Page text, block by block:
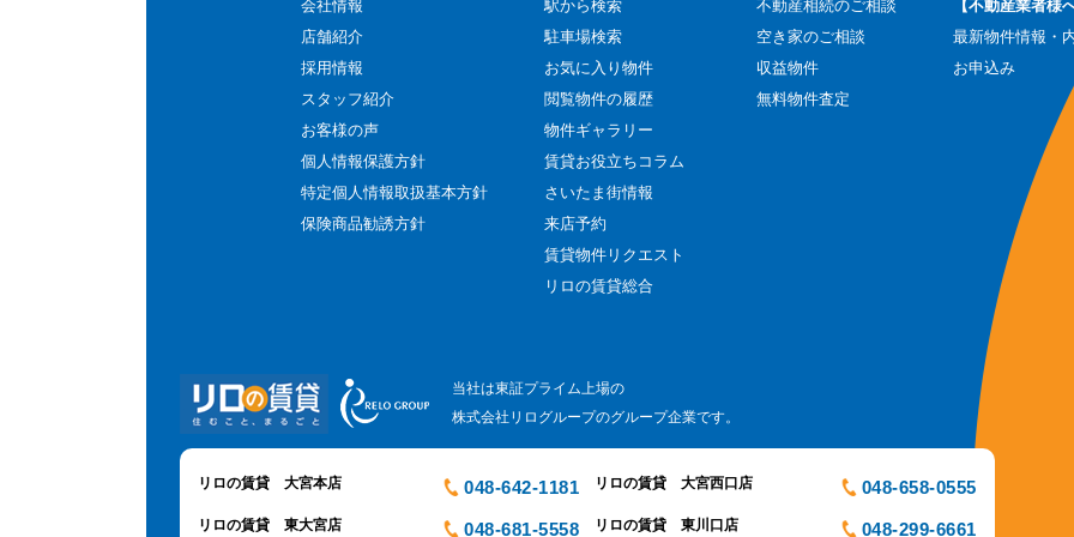
会社情報
店舗紹介
採用情報
スタッフ紹介
お客様の声
個人情報保護方針
特定個人情報取扱基本方針
保険商品勧誘方針
駅から検索
駐車場検索
お気に入り物件
閲覧物件の履歴
物件ギャラリー
賃貸お役立ちコラム
さいたま街情報
来店予約
賃貸物件リクエスト
リロの賃貸総合
不動産相続のご相談
空き家のご相談
収益物件
無料物件査定
【不動産業者様へ
最新物件情報・
お申込み
当社は東証プライム上場の
株式会社リログループのグループ企業です。
リロの賃貸 大宮本店 048-642-1181 リロの賃貸 大宮西口店 048-658-0555
リロの賃貸 東大宮店 048-681-5558 リロの賃貸 東川口店 048-299-6661